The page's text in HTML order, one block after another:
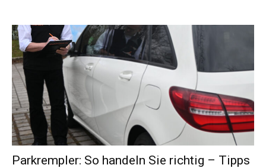
Parkrempler: So handeln Sie richtig – Tipps